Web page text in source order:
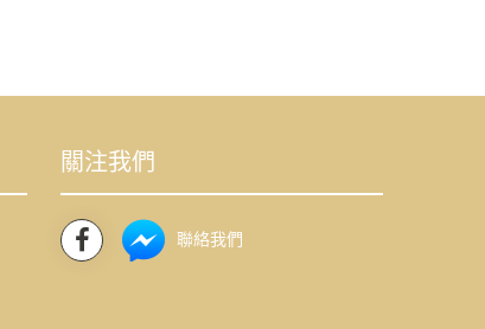
關注我們
聯絡我們